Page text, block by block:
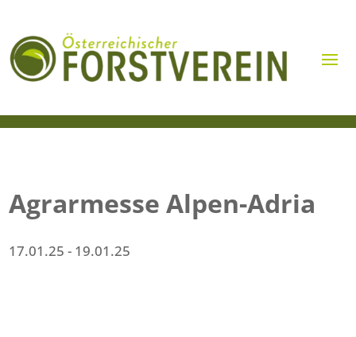
Agrarmesse Alpen-Adria
17.01.25 - 19.01.25